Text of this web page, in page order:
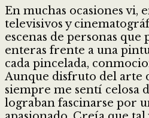
En muchas ocasiones vi,
televisivos y
escenas de personas que
enteras frente a una
cada pincelada,
Aunque disfruto del arte
siempre me sentí celosa
lograban fascinarse por